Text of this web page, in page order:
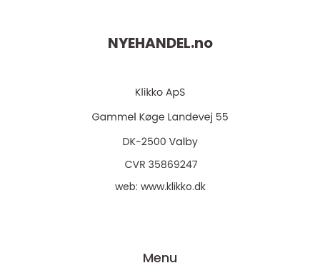
NYEHANDEL.no
web: www.klikko.dk
Menu